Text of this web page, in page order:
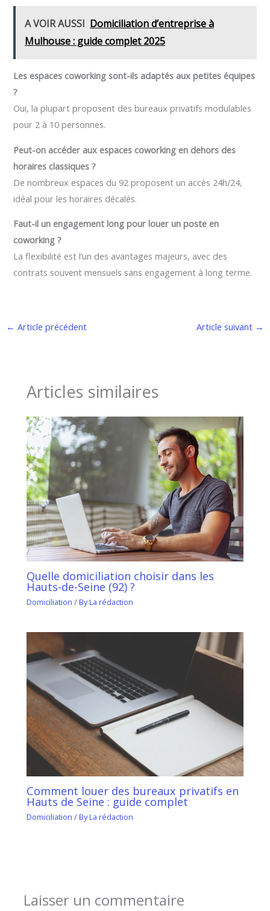
A VOIR AUSSI Domiciliation d’entreprise à
Mulhouse : guide complet 2025
Les espaces coworking sont-ils adaptés aux petites équipes
?
Oui, la plupart proposent des bureaux privatifs modulables
pour 2 à 10 personnes.
Peut-on accéder aux espaces coworking en dehors des
horaires classiques ?
De nombreux espaces du 92 proposent un accès 24h/24,
idéal pour les horaires décalés.
Faut-il un engagement long pour louer un poste en
coworking ?
La flexibilité est l’un des avantages majeurs, avec des
contrats souvent mensuels sans engagement à long terme.
← Article précédent Article suivant →
Articles similaires
Quelle domiciliation choisir dans les
Hauts-de-Seine (92) ?
Domiciliation / ByLa rédaction
Comment louer des bureaux privatifs en
Hauts de Seine : guide complet
Domiciliation / ByLa rédaction
Laisser un commentaire